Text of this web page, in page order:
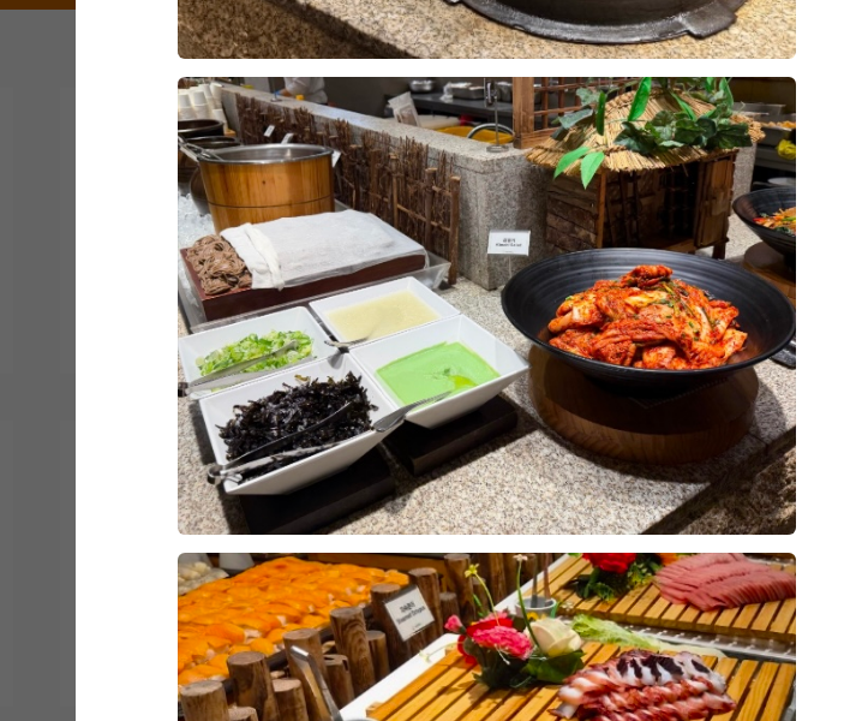
강문수, 조효정 2026-08-04 7명 읽음 0
위더스 영등포점 아모르홀을 방문한 뒤 상담을 받고 계약
까지 진행했습니다. 여러 웨딩홀을 알아보면서 가장 중요
하게 생각했던 부분은 홀 분위기와 신부대기실, 실제 예식
당일의 이동 동선이었습니다.
아모르홀은 전체적으로 밝고 화사한 분위기라 처음 들어갔
을 때부터 마음에 들었습니다. 어두운 홀보다는 자연스럽
고 따뜻한 느낌의 예식을 원했는데, 아모르홀이 제가 생각
했던 이미지와 잘 맞았습니다. 홀 내부도 깔끔하게 정돈된
느낌이었고, 사진이나 영상으로 보았을 때도 신랑 신부가
화사하게 나올 것 같았습니다.
신부대기실도 답답하지 않고 깔끔했으며, 신부대기실에서
예식장으로 이동하는 동선도 복잡하지 않아 좋았습니다.
하객들의 이동과 신랑 신부의 동선이 비교적 편리하게 구
성되어 있다는 점도 계약을 결정하는 데 도움이 됐습니다.
상담 과정에서는 궁금했던 부분을 하나씩 설명해 주셨고,
견적과 포함 사항도 이해하기 쉽게 안내받았습니다. 상담
더 보기
10장
전재영, 서혜연 2026-08-02 14명 읽음 0
안녕하세요,
녀왔습니다.
한식, 중식, 양식, 해산물, 샐러드 등 메뉴 구성이 다양했고,
음식마다 맛의 편차가 크지 않아 전반적으로 만족스러웠습
니다.
더 보기
10장